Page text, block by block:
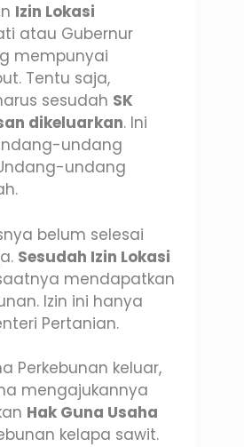
Izin Lokasi
atau Gubernur
mempunyai
Tentu saja,
sesudah SK
dikeluarkan. Ini
undang
undang
belum selesai
Sesudah Izin Lokasi
mendapatkan
Izin ini hanya
Pertanian.
Perkebunan keluar,
mengajukannya
Hak Guna Usaha
kelapa sawit.